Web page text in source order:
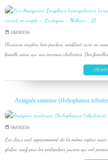
08/08/2016
Plusieurs couples, très proches, semblent vivre en
femelle ainsi que ses énormes chélicères. Des
EN
Araignée sauteuse (Heliophanus
06/08/2016
Les deux sont apparemment de la même espèce
glabre, sauf pour les pédipalpes jaunes qui ont